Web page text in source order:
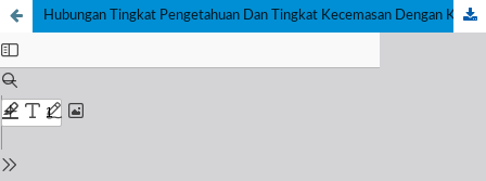
Hubungan Tingkat Pengetahuan Dan Tingkat Kecemasan Dengan Kesiapan Menghadapi Menarche Pada Siswi Kelas IV Dan V SDN Sukatani 2 Kabupaten Tangerang